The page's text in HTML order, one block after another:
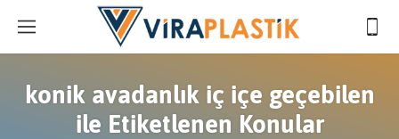
konik avadanlık iç içe geçebilen
ile Etiketlenen Konular